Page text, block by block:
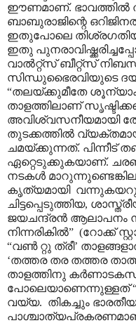
ഈണമാണ്. ഭാവത്തിൽ
ബാബുരാജിന്റെ
ഇതുപോലെ
ഇതു
വാൽറ്റ്സ് ബീറ്റ്സ്
സിന്ധുഭൈരവിയുടെ
“തലയ്ക്കുമീതേ
താളത്തിലാണ്
അവിശ്വസനീയമായി
തുടക്കത്തിൽ
ചമയ്ക്കുന്നത്. പിന്നീട്
ഏറ്റെടുക്കുകയാണ്.
നടകൾ
കൃത്യമായി
ചിട്ടപ്പെടുത്തിയ,
ജയചന്ദ്രൻ ആലാപനം
നിന്നരികിൽ” (റോക്ക്
“വൺ റ്റു ത്രീ’
‘തത്തര തര തത്തര
താളത്തിനു
പോലെയാണെന്നുള്ളത്
വയ്യ. തികച്ചും